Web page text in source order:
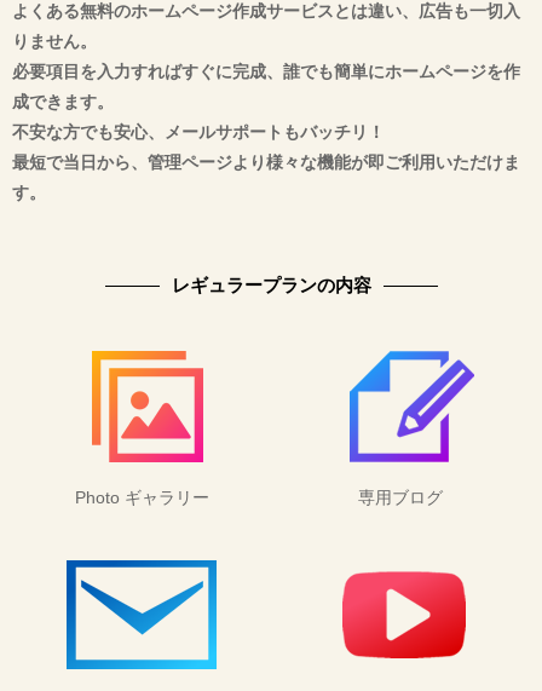
よくある無料のホームページ作成サービスとは違い、広告も一切入
りません。
必要項目を入力すればすぐに完成、誰でも簡単にホームページを作
成できます。
不安な方でも安心、メールサポートもバッチリ！
最短で当日から、管理ページより様々な機能が即ご利用いただけま
す。
レギュラープランの内容
Photo ギャラリー 専用ブログ